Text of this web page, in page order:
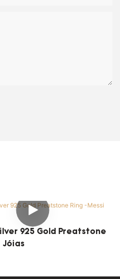
925 Gold Preatstone
Jóias